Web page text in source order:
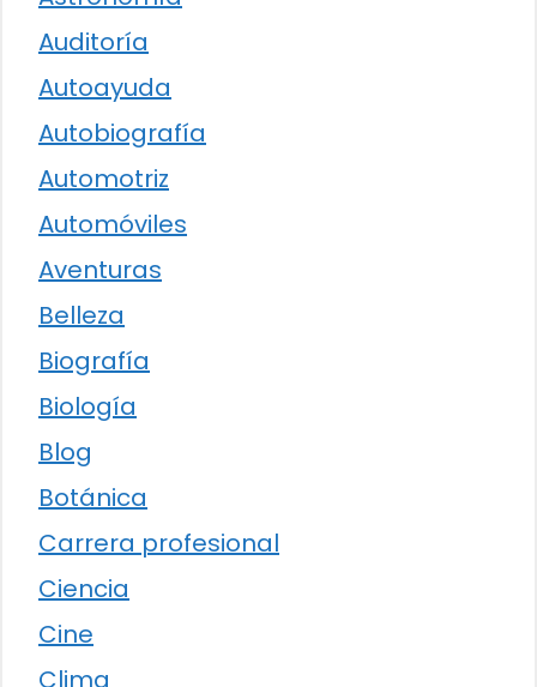
Auditoría
Autoayuda
Autobiografía
Automotriz
Automóviles
Aventuras
Belleza
Biografía
Biología
Blog
Botánica
Carrera profesional
Ciencia
Cine
Clima